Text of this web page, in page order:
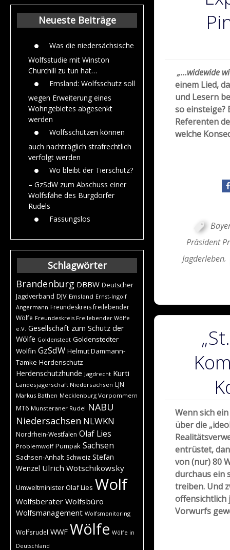
Beiträge aus dem
Neueste Beiträge
Was die niedersächsische
Wolfsstudie mit Winston
Churchill zu tun hat…
Emsland: Wolfsschutz soll
wegen Erweiterung eines
Wohngebietes abgesenkt
werden
Wolfsschützen können
auch nachträglich strafrechtlich
verfolgt werden
Wo bleibt der Tierschutz?
– GzSdW zum Abschuss einer
Wolfsfähe des Burgdorfer
Rudels
Fassungslos
Schlagwörter
Brandenburg DBBW Deutscher
Jagdverband DJV Emsland Ernst-Ingolf
Angermann Freundeskreis freilebender
Wölfe Freundeskreis Freilebender Wölfe
e.V. Gesellschaft zum Schutz der
Wölfe Goldenstedt Goldenstedter
Wölfin GzSdW Helmut Dammann-
Tamke Herdenschutz
Herdenschutzhunde Jagdrecht Kurti
Landesjägerschaft Niedersachsen LJN
Markus Bathen Mecklenburg Vorpommern
MT6 Munsteraner Rudel NABU
Niedersachsen NLWKN
Nordrhein-Westfalen Olaf Lies
Problemwolf Pumpak Sachsen
Sachsen-Anhalt Schweiz Stefan
Wenzel Ulrich Wotschikowsky
Umweltminister Olaf Lies Wolf
Wolfsberater Wolfsbüro
Wolfsmanagement Wolfsmonitoring
Wolfsrudel WWF Wölfe Wölfe in
Deutschland
„…widewide
einem Lied,
und Lesern
so einsteige?
Referenten
welche
Präsident
Jagderleben,
Wenn sich
über die
entrüstet,
von (nur) 80
durchaus ein
treiben. Und
offensichtlich
Vorwurfs